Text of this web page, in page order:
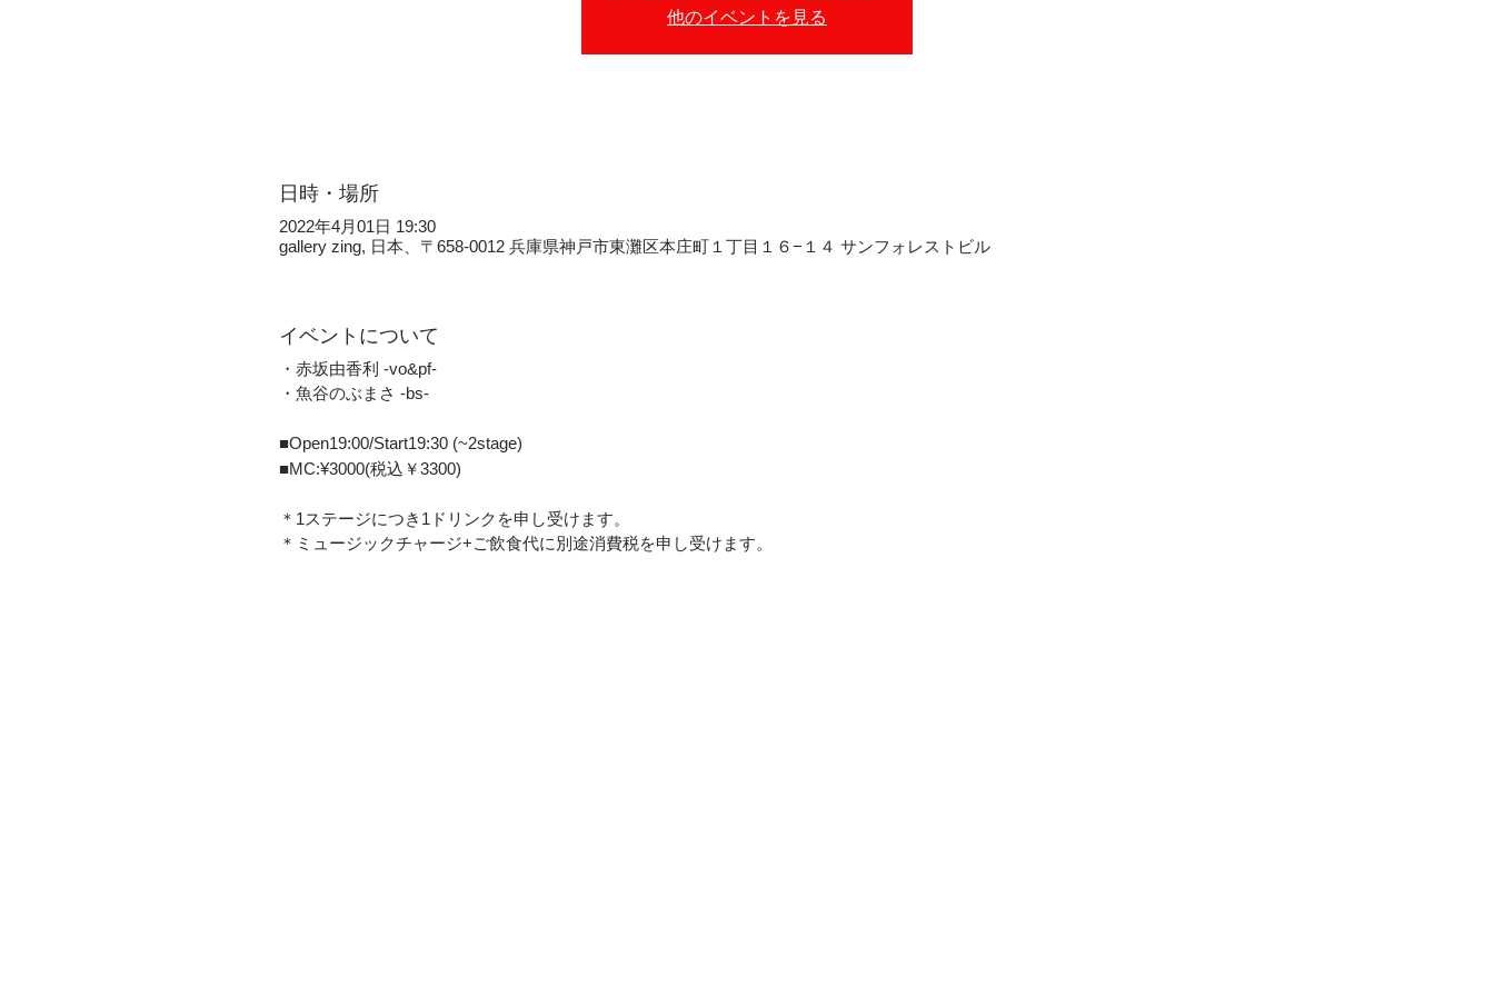
他のイベントを見る
日時・場所
2022年4月01日 19:30
gallery zing, 日本、〒658-0012 兵庫県神戸市東灘区本庄町１丁目１６−１４ サンフォレストビル
イベントについて
・赤坂由香利 -vo&pf-
・魚谷のぶまさ -bs-
■Open19:00/Start19:30 (~2stage)
■MC:¥3000(税込￥3300)
＊1ステージにつき1ドリンクを申し受けます。
＊ミュージックチャージ+ご飲食代に別途消費税を申し受けます。